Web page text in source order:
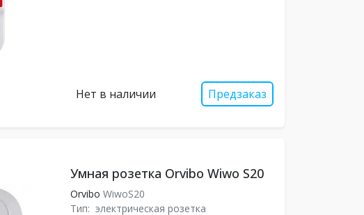
Нет в наличии Предзаказ
Умная розетка Orvibo Wiwo S20
Orvibo WiwoS20
Тип: электрическая розетка